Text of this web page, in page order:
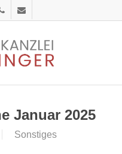
email
Januar 2025
Sonstiges